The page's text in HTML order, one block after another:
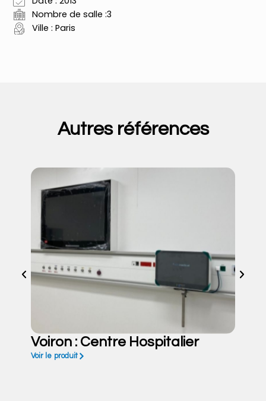
Nombre de salle :3
Ville : Paris
Autres références
Voiron : Centre Hospitalier
Voir le produit